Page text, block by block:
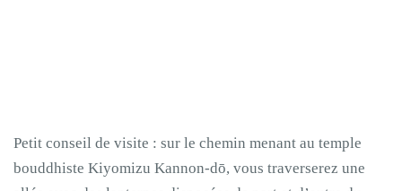
Petit conseil de visite : sur le chemin menant au temple
bouddhiste Kiyomizu Kannon-dō, vous traverserez une